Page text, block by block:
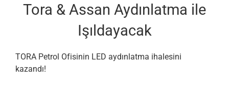
Tora & Assan Aydınlatma ile
Işıldayacak
TORA Petrol Ofisinin LED aydınlatma ihalesini
kazandı!